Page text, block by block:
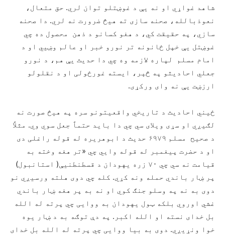
شاهد غواړي او نه یې د غوښتلو توان لري. حق متعال،
نعوذبالله، صحنه سازی ته هیڅ ضرورت نه لري. دا صحنه
سازي، په حقیقت کي، د هغو کسانو د ذهن محصول ده چي
غوښتل یې خپل ځانونه تر نورو خبر او عالم وښيي او د
امام مسلم لپاره لازمه وه چي دا حدیث یې هم، د نورو
جعلي احادیثو په څېر، ایسته غورځولی او د نقلولو
ارزښت یې نه وای ورکړی.
ځیني احادیث د تاریخي واقعیتونو سره په هیڅ صورت نه
لګیږي او سړی ویلای سي چي دا باید حتماً جعل سوي وي. مثلاً
د صحیح مسلم ۶۹۷۹ حدیث د ابوهریره له قوله راغلی دی
او د حضرت پیغمبر له قوله وايي چي «تر هغه وخته به
قیامت نه سي چي ۷۰ زره یهودان د قسطنطنیې( استانبول)
پر ښار باندي حمله ونه کړي. کله چي دوی هلته ورسیږي نو
دوی به نه په وسلو جنګ کوي او نه به پر هغه ښار باندي
غشي اوروي بلکه ټول یهودان به ووايی چي پرته له الله
بل خدای نسته او الله اکبر. په دې توګه به د ښار یوه
خوا ونړیږي. دوی به بیا ووايی چي پرته له الله بل خدای